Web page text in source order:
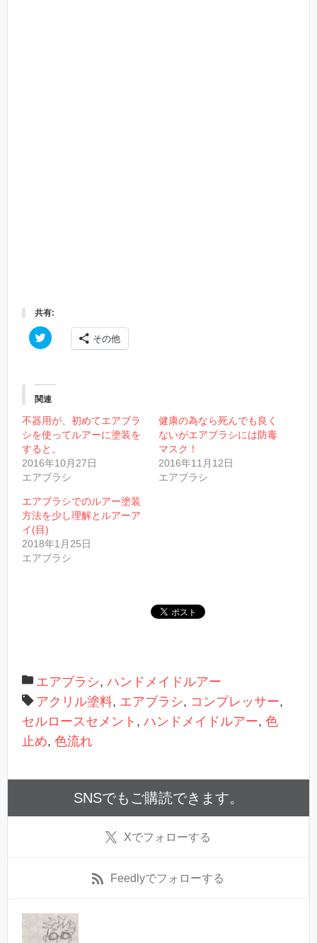
共有:
ク
リ
て
w
t
t
e
r
で
共
有
(
し
い
ウ
ィ
ン
ド
ウ
で
その他
関連
不器用が、初めてエアブラ
シを使ってルアーに塗装を
すると。
2016年10月27日
エアブラシ
健康の為なら死んでも良く
ないがエアブラシには防毒
マスク！
2016年11月12日
エアブラシ
エアブラシでのルアー塗装
方法を少し理解とルアーア
イ(目)
2018年1月25日
エアブラシ
エアブラシ, ハンドメイドルアー
アクリル塗料, エアブラシ, コンプレッサー,
セルロースセメント , ハンドメイドルアー, 色
止め, 色流れ
SNSでもご購読できます。
Xでフォローする
Feedlyでフォローする